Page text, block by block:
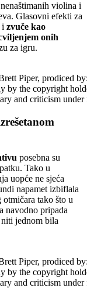
nenaštimanih violina i
Glasovni efekti za
i zvuče kao
onih
za igru.
Piper, prodiced
by the copyright
and criticism under
posebna su
Tako u
uopće ne sjeća
napamet izbiflala
tako što u
navodno pripada
jednom bila
Piper, prodiced
by the copyright
and criticism under